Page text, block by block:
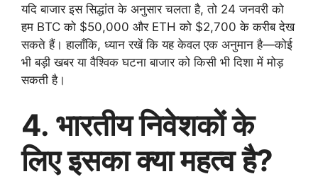
यदि बाजार इस सिद्धांत के अनुसार चलता है, तो 24 जनवरी को
हम BTC को $50,000 और ETH को $2,700 के करीब देख
सकते हैं। हालाँकि, ध्यान रखें कि यह केवल एक अनुमान है—कोई
भी बड़ी खबर या वैश्विक घटना बाजार को किसी भी दिशा में मोड़
सकती है।
4. भारतीय निवेशकों के
लिए इसका क्या महत्व है?